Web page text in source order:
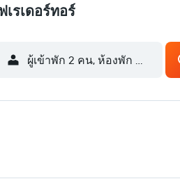
รเดอร์ทอร์
ผู้เข้าพัก 2 คน, ห้องพัก 1 ห้อง